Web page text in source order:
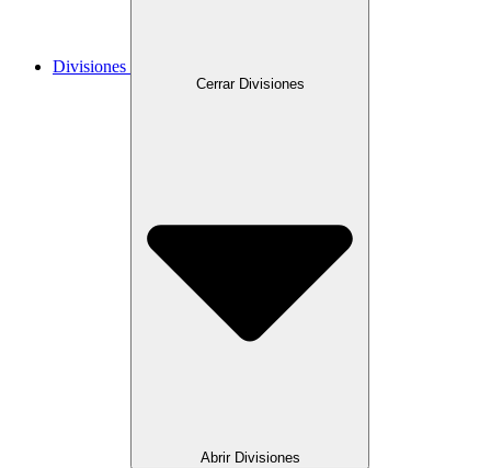
Divisiones
Cerrar Divisiones
Abrir Divisiones